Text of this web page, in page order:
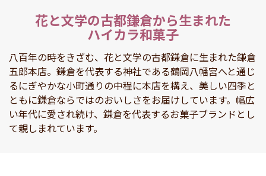
花と文学の古都鎌倉から生まれた
ハイカラ和菓子
八百年の時をきざむ、花と文学の古都鎌倉に生まれた鎌倉
五郎本店。鎌倉を代表する神社である鶴岡八幡宮へと通じ
るにぎやかな小町通りの中程に本店を構え、美しい四季と
ともに鎌倉ならではのおいしさをお届けしています。 幅広
い年代に愛され続け、鎌倉を代表するお菓子ブランドとし
て親しまれています。